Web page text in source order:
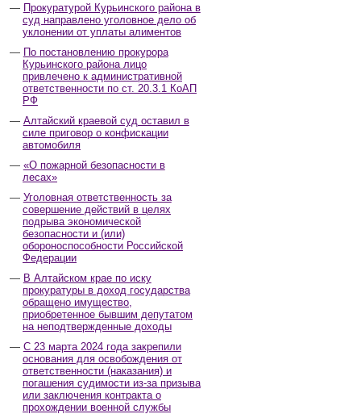
Прокуратурой Курьинского района в
суд направлено уголовное дело об
уклонении от уплаты алиментов
По постановлению прокурора
Курьинского района лицо
привлечено к административной
ответственности по ст. 20.3.1 КоАП
РФ
Алтайский краевой суд оставил в
силе приговор о конфискации
автомобиля
«О пожарной безопасности в
лесах»
Уголовная ответственность за
совершение действий в целях
подрыва экономической
безопасности и (или)
обороноспособности Российской
Федерации
В Алтайском крае по иску
прокуратуры в доход государства
обращено имущество,
приобретенное бывшим депутатом
на неподтвержденные доходы
С 23 марта 2024 года закрепили
основания для освобождения от
ответственности (наказания) и
погашения судимости из-за призыва
или заключения контракта о
прохождении военной службы